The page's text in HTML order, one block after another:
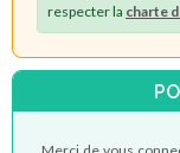
respecter la charte